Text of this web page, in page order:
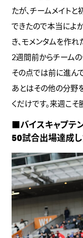
たが、チームメイトと
できたので本当によ
き、モメンタムを作れ
2週間前からチームの
その点では前に進ん
あとはその他の分野
くだけです。来週こそ
■バイスキャプテ
50試合出場達成